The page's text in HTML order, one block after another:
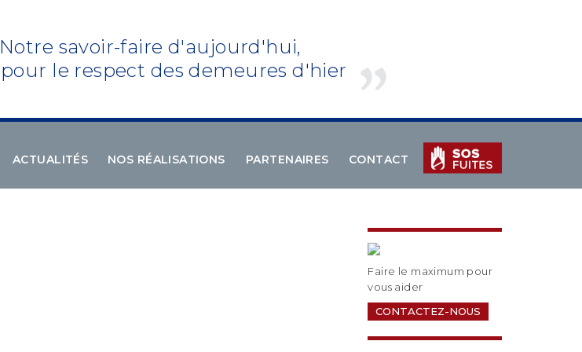
Notre savoir-faire d'aujourd'hui,
pour le respect des demeures d'hier
ACTUALITÉS NOS RÉALISATIONS PARTENAIRES CONTACT
Faire le maximum pour
vous aider
CONTACTEZ-NOUS